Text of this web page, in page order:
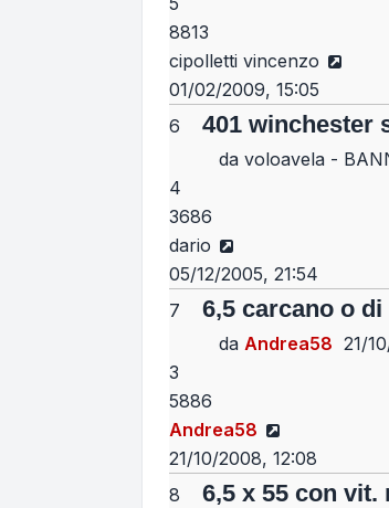
8813
cipolletti vincenzo
01/02/2009, 15:05
6 401 winchester
da voloavela -
4
3686
dario
05/12/2005, 21:54
7 6,5 carcano o
da Andrea58 21/
3
5886
Andrea58
21/10/2008, 12:08
8 6,5 x 55 con vit.